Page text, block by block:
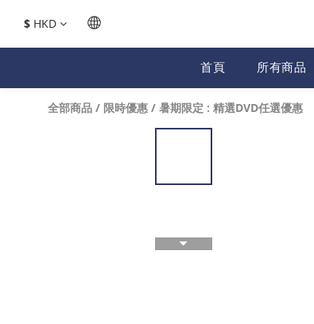
$ HKD
首頁 所有商品
全部商品 / 限時優惠 / 暑期限定 : 精選DVD任選優惠